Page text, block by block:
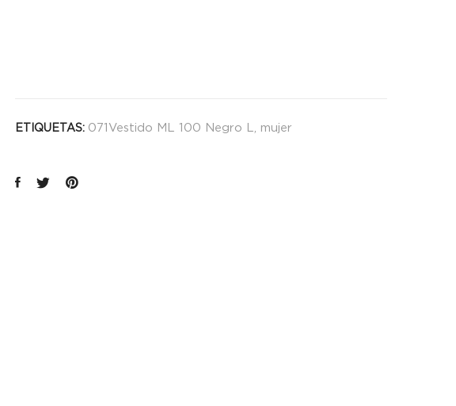
ETIQUETAS: 071Vestido ML 100 Negro L mujer